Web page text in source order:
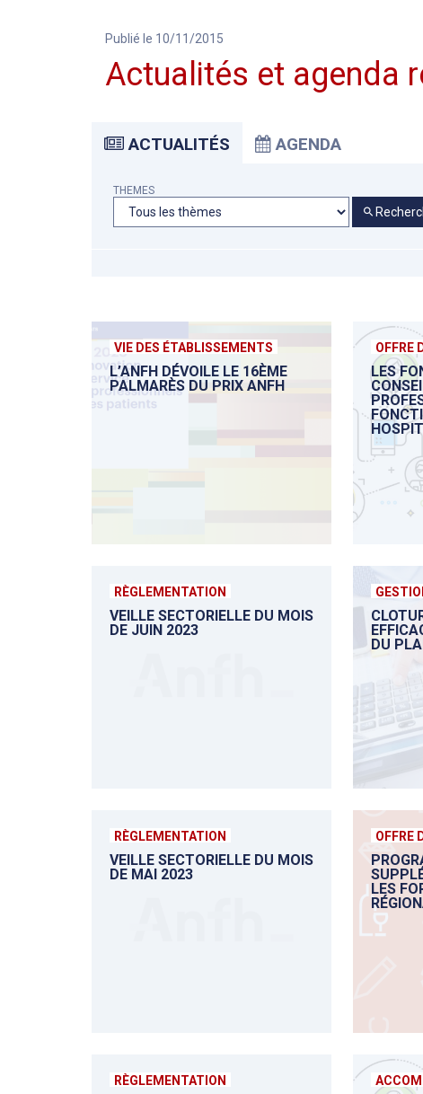
Publié le 10/11/2015
Actualités et agenda
ACTUALITÉS AGENDA
THEMES
VIE DES ÉTABLISSEMENTS
L’ANFH DÉVOILE LE 16ÈME
PALMARÈS DU PRIX ANFH
OFFRE
LES
RÈGLEMENTATION
VEILLE SECTORIELLE DU MOIS
DE JUIN 2023
DU
RÈGLEMENTATION
VEILLE SECTORIELLE DU MOIS
DE MAI 2023
OFFRE
LES
RÈGLEMENTATION